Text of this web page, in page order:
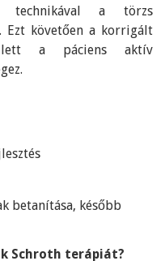
technikával a törzs
Ezt követően a korrigált
a páciens aktív
betanítása, később
Schroth terápiát?